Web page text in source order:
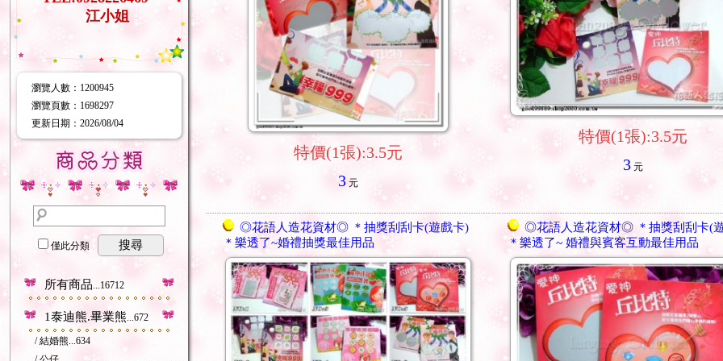
江小姐
瀏覽人數 ： 1200945
瀏覽頁數 ： 1698297
更新日期 ：2026/08/04
僅此分類 搜尋
所有商品 ...16712
1泰迪熊.畢業熊 ...672
/ 結婚熊...634
特價(1張):3.5元
3元
特價(1張):3.5元
3元
◎花語人造花資材◎ ＊抽獎刮刮卡(遊戲卡)
＊樂透了~婚禮抽獎最佳用品
◎花語人造花資材◎ ＊抽獎刮刮卡(
＊樂透了~ 婚禮與賓客互動最佳用品